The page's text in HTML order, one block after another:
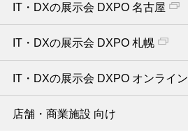
IT・DXの展示会 DXPO 名古屋
IT・DXの展示会 DXPO 札幌
IT・DXの展示会 DXPO オンライン
店舗・商業施設 向け